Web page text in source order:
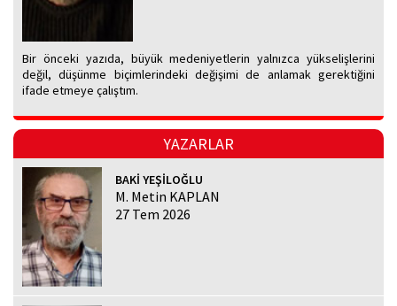
Bir önceki yazıda, büyük medeniyetlerin yalnızca yükselişlerini
değil, düşünme biçimlerindeki değişimi de anlamak gerektiğini
ifade etmeye çalıştım.
YAZARLAR
BAKİ YEŞİLOĞLU
M. Metin KAPLAN
27 Tem 2026